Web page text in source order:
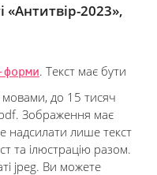
«Антитвір-2023»,
. Текст має бути
мовами, до 15 тисяч
Зображення має
надсилати лише текст
та ілюстрацію разом.
jpeg. Ви можете